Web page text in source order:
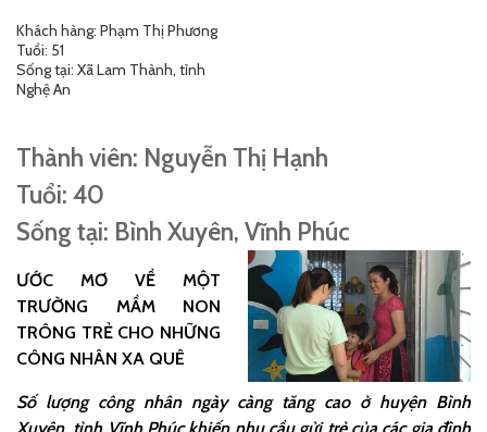
Khách hàng: Phạm Thị Phương
Tuổi: 51
Sống tại: Xã Lam Thành, tỉnh
Nghệ An
Thành viên: Nguyễn Thị Hạnh
Tuổi: 40
Sống tại: Bình Xuyên, Vĩnh Phúc
ƯỚC MƠ VỀ MỘT
TRƯỜNG MẦM NON
TRÔNG TRẺ CHO NHỮNG
CÔNG NHÂN XA QUÊ
Số lượng công nhân ngày càng tăng cao ở huyện Bình